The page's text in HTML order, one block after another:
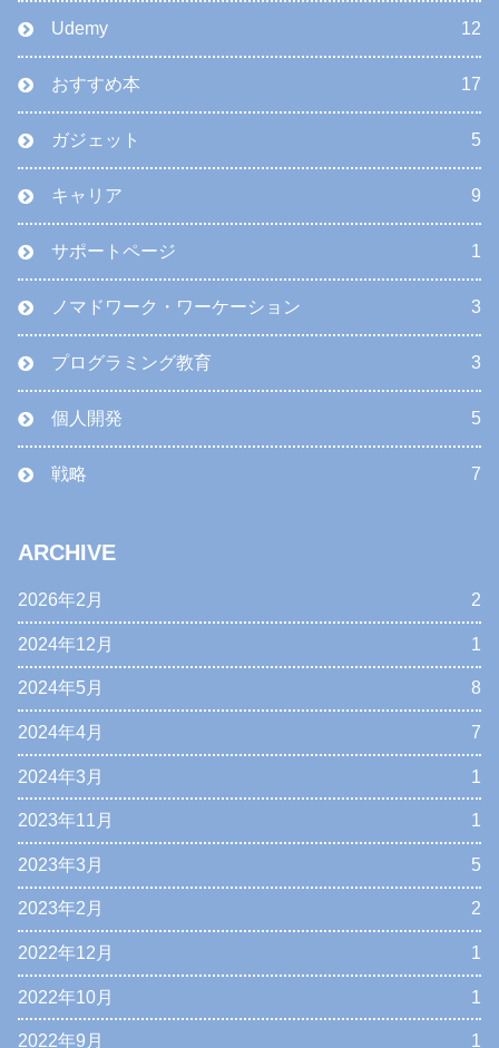
Udemy 12
おすすめ本 17
ガジェット 5
キャリア 9
サポートページ 1
ノマドワーク・ワーケーション 3
プログラミング教育 3
個人開発 5
戦略 7
ARCHIVE
2026年2月 2
2024年12月 1
2024年5月 8
2024年4月 7
2024年3月 1
2023年11月 1
2023年3月 5
2023年2月 2
2022年12月 1
2022年10月 1
2022年9月 1